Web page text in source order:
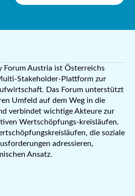
Forum Austria ist Österreichs
Stakeholder-Plattform zur
Das Forum unterstützt
Umfeld auf dem Weg in die
verbindet wichtige Akteure zur
Wertschöpfungs-kreisläufen.
die soziale
adressieren,
Ansatz.